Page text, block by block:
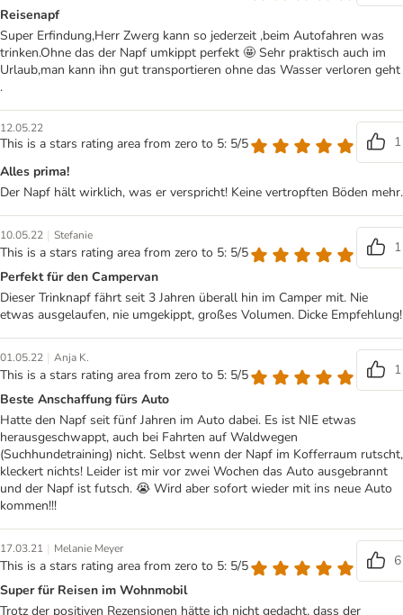
Reisenapf
Super Erfindung,Herr Zwerg kann so jederzeit ,beim Autofahren was
trinken.Ohne das der Napf umkippt perfekt 🤩 Sehr praktisch auch im
Urlaub,man kann ihn gut transportieren ohne das Wasser verloren geht
.
12.05.22
This is a stars rating area from zero to 5: 5/5
1
Alles prima!
Der Napf hält wirklich, was er verspricht! Keine vertropften Böden mehr.
10.05.22 | Stefanie
This is a stars rating area from zero to 5: 5/5
1
Perfekt für den Campervan
Dieser Trinknapf fährt seit 3 Jahren überall hin im Camper mit. Nie
etwas ausgelaufen, nie umgekippt, großes Volumen. Dicke Empfehlung!
01.05.22 | Anja K.
This is a stars rating area from zero to 5: 5/5
1
Beste Anschaffung fürs Auto
Hatte den Napf seit fünf Jahren im Auto dabei. Es ist NIE etwas
herausgeschwappt, auch bei Fahrten auf Waldwegen
(Suchhundetraining) nicht. Selbst wenn der Napf im Kofferraum rutscht,
kleckert nichts! Leider ist mir vor zwei Wochen das Auto ausgebrannt
und der Napf ist futsch. 😭 Wird aber sofort wieder mit ins neue Auto
kommen!!!
17.03.21 | Melanie Meyer
This is a stars rating area from zero to 5: 5/5
6
Super für Reisen im Wohnmobil
Trotz der positiven Rezensionen hätte ich nicht gedacht, dass der